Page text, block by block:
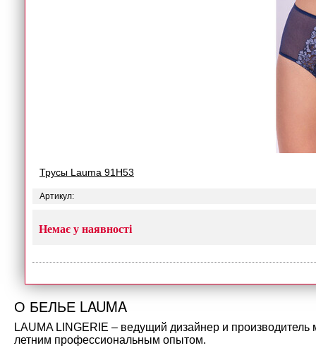
Трусы Lauma 91H53
Артикул:
Немає у наявності
О БЕЛЬЕ LAUMA
LAUMA LINGERIE – ведущий дизайнер и
летним профессиональным опытом.